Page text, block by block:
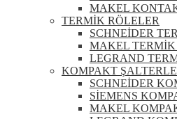
MAKEL
TERMİK RÖLELER
SCHNEİDER
MAKEL TERMİK
LEGRAND
KOMPAKT
SCHNEİDER
SİEMENS
MAKEL